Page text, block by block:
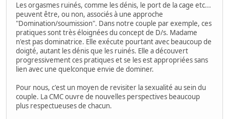
Les orgasmes ruinés, comme les dénis, le port de la cage etc...
peuvent être, ou non, associés à une approche
"Domination/soumission". Dans notre couple par exemple, ces
pratiques sont très éloignées du concept de D/s. Madame
n'est pas dominatrice. Elle exécute pourtant avec beaucoup de
doigté, autant les dénis que les ruinés. Elle a découvert
progressivement ces pratiques et se les est appropriées sans
lien avec une quelconque envie de dominer.
Pour nous, c'est un moyen de revisiter la sexualité au sein du
couple. La CMC ouvre de nouvelles perspectives beaucoup
plus respectueuses de chacun.